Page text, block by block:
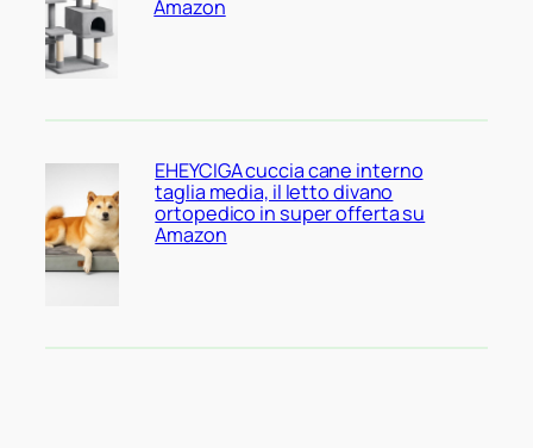
Amazon
EHEYCIGA cuccia cane interno
taglia media, il letto divano
ortopedico in super offerta su
Amazon